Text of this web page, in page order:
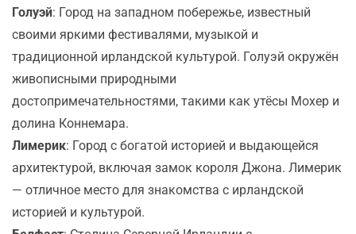
Голуэй: Город на западном побережье, известный
своими яркими фестивалями, музыкой и
традиционной ирландской культурой. Голуэй окружён
живописными природными
достопримечательностями, такими как утёсы Мохер и
долина Коннемара.
Лимерик: Город с богатой историей и выдающейся
архитектурой, включая замок короля Джона. Лимерик
— отличное место для знакомства с ирландской
историей и культурой.